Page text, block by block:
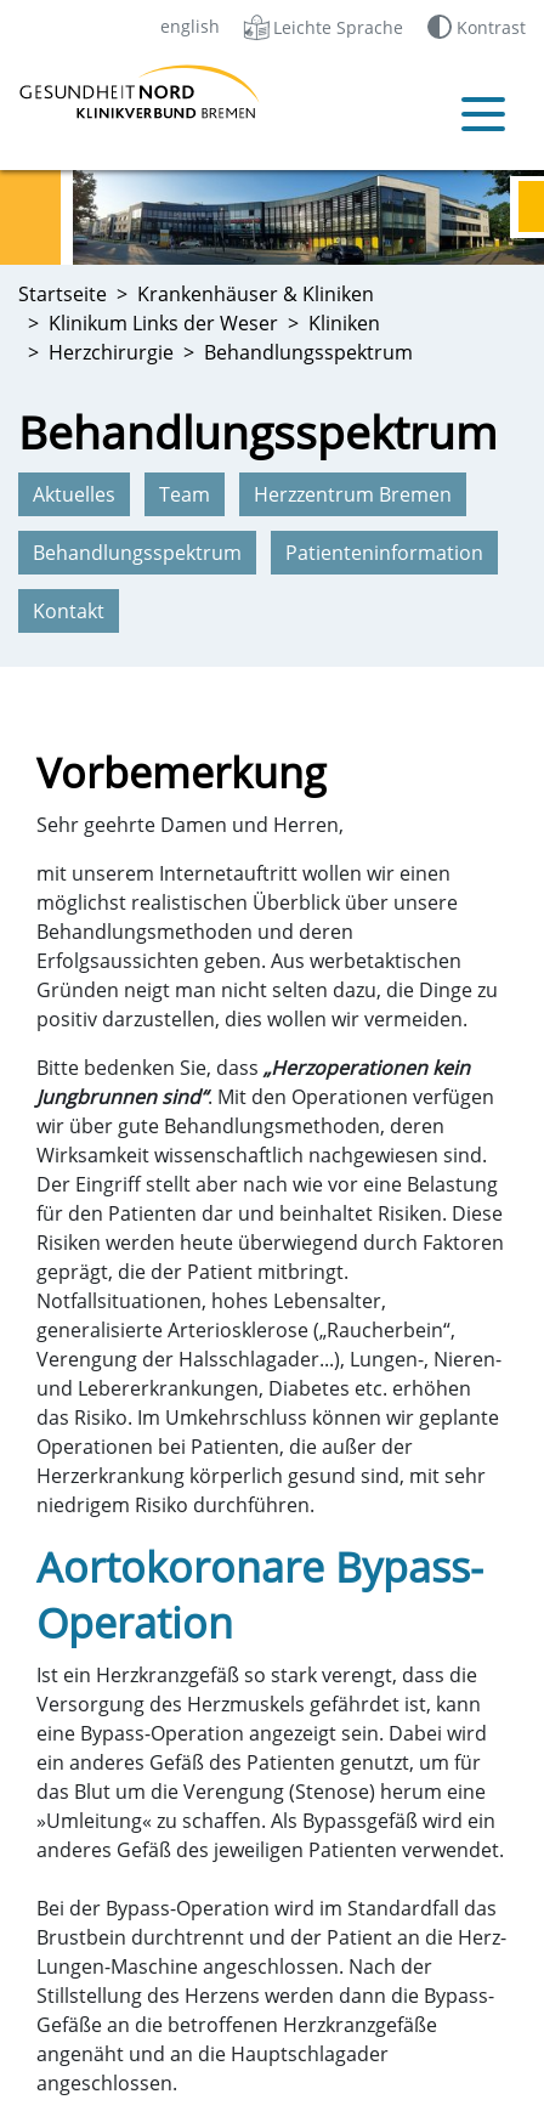
english Leichte Sprache Kontrast
Startseite
Krankenhäuser & Kliniken
Klinikum Links der Weser
Kliniken
Herzchirurgie
Behandlungsspektrum
Behandlungsspektrum
Aktuelles Team Herzzentrum Bremen
Behandlungsspektrum Patienteninformation
Kontakt
Vorbemerkung
Sehr geehrte Damen und Herren,
mit unserem Internetauftritt wollen wir einen
möglichst realistischen Überblick über unsere
Behandlungsmethoden und deren
Erfolgsaussichten geben. Aus werbetaktischen
Gründen neigt man nicht selten dazu, die Dinge zu
positiv darzustellen, dies wollen wir vermeiden.
Bitte bedenken Sie, dass „Herzoperationen kein
Jungbrunnen sind“. Mit den Operationen verfügen
wir über gute Behandlungsmethoden, deren
Wirksamkeit wissenschaftlich nachgewiesen sind.
Der Eingriff stellt aber nach wie vor eine Belastung
für den Patienten dar und beinhaltet Risiken. Diese
Risiken werden heute überwiegend durch Faktoren
geprägt, die der Patient mitbringt.
Notfallsituationen, hohes Lebensalter,
generalisierte Arteriosklerose („Raucherbein“,
Verengung der Halsschlagader...), Lungen-, Nieren-
und Lebererkrankungen, Diabetes etc. erhöhen
das Risiko. Im Umkehrschluss können wir geplante
Operationen bei Patienten, die außer der
Herzerkrankung körperlich gesund sind, mit sehr
niedrigem Risiko durchführen.
Aortokoronare Bypass-
Operation
Ist ein Herzkranzgefäß so stark verengt, dass die
Versorgung des Herzmuskels gefährdet ist, kann
eine Bypass-Operation angezeigt sein. Dabei wird
ein anderes Gefäß des Patienten genutzt, um für
das Blut um die Verengung (Stenose) herum eine
»Umleitung« zu schaffen. Als Bypassgefäß wird ein
anderes Gefäß des jeweiligen Patienten verwendet.
Bei der Bypass-Operation wird im Standardfall das
Brustbein durchtrennt und der Patient an die Herz-
Lungen-Maschine angeschlossen. Nach der
Stillstellung des Herzens werden dann die Bypass-
Gefäße an die betroffenen Herzkranzgefäße
angenäht und an die Hauptschlagader
angeschlossen.